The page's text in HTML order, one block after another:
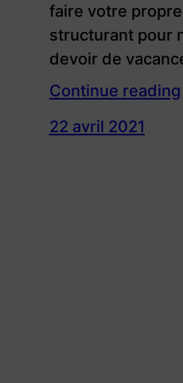
faire votre
structurant pour
devoir de
Continue reading
22 avril 2021